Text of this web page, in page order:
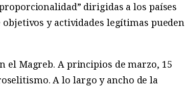
dirigidas a los países
y actividades legítimas pueden
Magreb. A principios de marzo, 15
A lo largo y ancho de la